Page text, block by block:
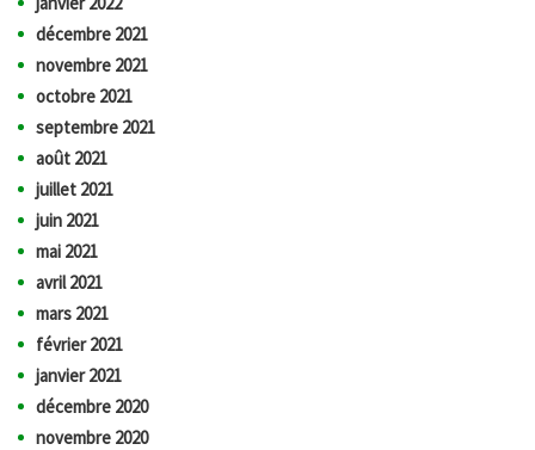
décembre 2021
novembre 2021
octobre 2021
septembre 2021
août 2021
juillet 2021
juin 2021
mai 2021
avril 2021
mars 2021
février 2021
janvier 2021
décembre 2020
novembre 2020